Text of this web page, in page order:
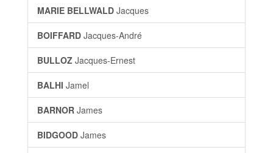
MARIE BELLWALD Jacques
BOIFFARD Jacques-André
BULLOZ Jacques-Ernest
BALHI Jamel
BARNOR James
BIDGOOD James